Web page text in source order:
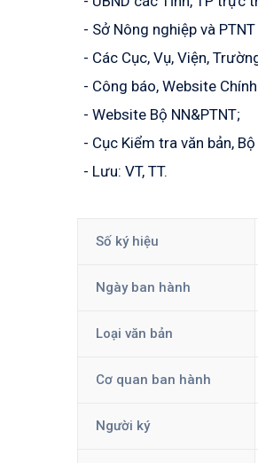
- Sở Nông nghiệp và
- Các Cục, Vụ, Viện,
- Công báo, Website
- Website Bộ NN&PTNT;
- Cục Kiểm tra văn bản,
- Lưu: VT, TT.
Số ký hiệu
Ngày ban hành
Loại văn bản
Cơ quan ban hành
Người ký